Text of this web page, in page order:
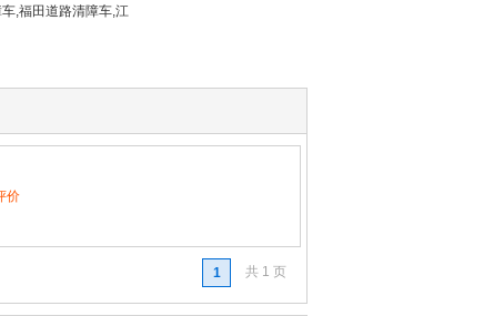
,福田道路清障车,江
价
1 共 1 页